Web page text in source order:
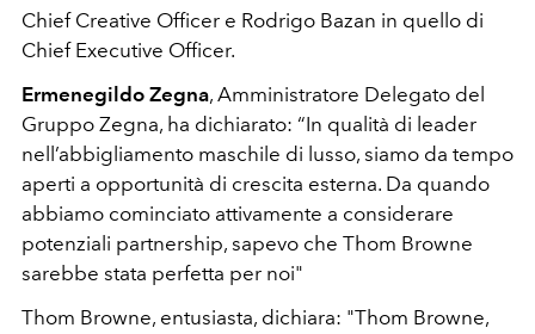
Chief Creative Officer e Rodrigo Bazan in quello di
Chief Executive Officer.
Ermenegildo Zegna, Amministratore Delegato del
Gruppo Zegna, ha dichiarato: “In qualità di leader
nell’abbigliamento maschile di lusso, siamo da tempo
aperti a opportunità di crescita esterna. Da quando
abbiamo cominciato attivamente a considerare
potenziali partnership, sapevo che Thom Browne
sarebbe stata perfetta per noi"
Thom Browne, entusiasta, dichiara: "Thom Browne,